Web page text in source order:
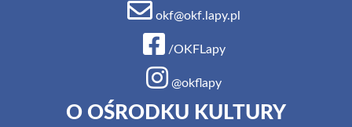
okf@okf.lapy.pl
/OKFLapy
@okflapy
O OŚRODKU KULTURY